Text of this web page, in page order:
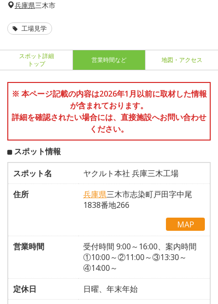
兵庫県三木市
工場見学
スポット詳細
トップ
営業時間など 地図・アクセス
※ 本ページ記載の内容は2026年1月以前に取材した情報
が含まれております。
詳細を確認されたい場合には、直接施設へお問い合わせ
ください。
スポット情報
スポット名
ヤクルト本社 兵庫三木工場
住所
兵庫県三木市志染町戸田字中尾
1838番地266
MAP
営業時間
受付時間 9:00～16:00、案内時間
①10:00～②11:00～③13:30～
④14:00～
定休日
日曜、年末年始